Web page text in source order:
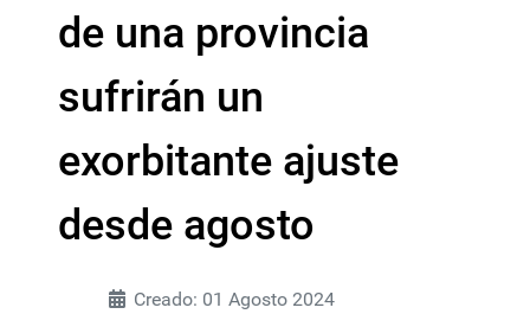
de una provincia
sufrirán un
exorbitante ajuste
desde agosto
Creado: 01 Agosto 2024